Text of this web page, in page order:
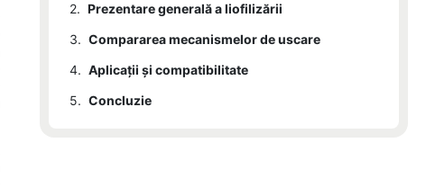
2. Prezentare generală a liofilizării
3. Compararea mecanismelor de uscare
4. Aplicații și compatibilitate
5. Concluzie